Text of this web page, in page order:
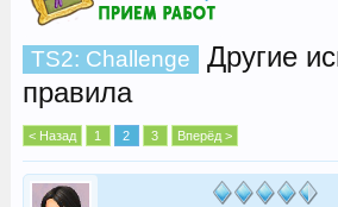
TS2: Challenge
Другие
правила
< Назад 1 2 3 Вперёд >